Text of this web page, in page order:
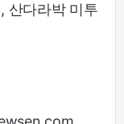
산다라박 미투